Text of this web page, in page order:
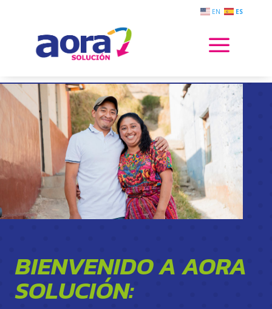
EN ES
a
BIENVENIDO A AORA
SOLUCIÓN: